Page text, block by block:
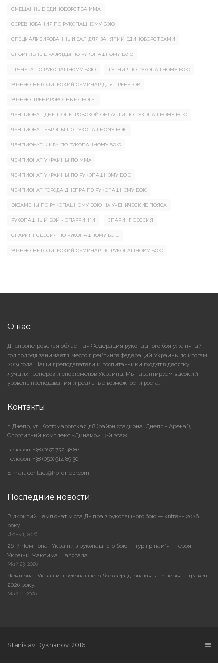
СМЕШАННЫЕ ЕДИНОБОРСТВА ММА
СОРЕВНОВАНИЯ ПО РУКОПАШНОМУ БОЮ
СПЕЦИАЛИЗИРОВАННЫЙ ЗАЛ ДЛЯ ЗАНЯТИЙ ЕДИНОБОРСТВАМИ
СПОРТИВНЫЕ РАЗРЯДЫ ПО РУКОПАШНОМУ БОЮ
ТРЕНЕРА ПО РУКОПАШНОМУ БОЮ ТУРНИР ПО РУКОПАШНОМУ БОЮ
УЧЕБНО-МЕТОДИЧЕСКИЙ СЕМИНАР ДЛЯ ТРЕНЕРОВ
УЧЕБНО-ТРЕНИРОВОЧНЫЕ СБОРЫ
ЧЕМПИОНАТ ДНЕПРОПЕТРОВСКОЙ ОБЛАСТИ ПО РУКОПАШНОМУ БОЮ
ЧЕМПИОНАТ ЕВРОПЫ ПО РУКОПАШНОМУ БОЮ
ЧЕМПИОНАТ МИРА ПО РУКОПАШНОМУ БОЮ
ЧЕМПИОНАТ УКРАИНЫ ПО ММА
ЧЕМПИОНАТ УКРАИНЫ ПО РУКОПАШНОМУ БОЮ
ЧЕМПИОНАТ ГОРОДА ДНЕПРА ПО РУКОПАШНОМУ БОЮ
ЭКЗАМЕНЫ ПО РУКОПАШНОМУ БОЮ НА УЧЕНИЧЕСКИЕ ПОЯСА
РУКОПАШНЫЙ БОЙ - СПАРРИНГИ СПАРИНГ СЕССИЯ
СПАРИНГ СЕССИЯ ПО РУКОПАШНОМУ БОЮ
УЧЕБНО-МЕТОДИЧЕСКИЙ СЕМИНАР ПО РУКОПАШНОМУ БОЮ
О нас:
Днепропетровская областная Федерация рукопашного боя уже пятый
год подряд занимает 1 место в рейтинге федераций Украины по итогам
2019 года. Наши преподаватели и воспитанники входят в десятку
лучших тренеров и спортсменов Украины. Мы гарантируем высокий
уровень преподавания и реальные возможности роста.
Контакты:
г. Днепр, ул. Костомаровская д.8 (район стадиона "Днепр - Арена"),
Cпортивный комплекс «Динамо», 3-й этаж
Телефон: +38 (067) 732 48 86
Телефон: +38 (050) 514 89 30
E-mail: contact@frb-dnepr.com
Последние новости:
Відкритий чемпіонат міста Дніпра з рукопашного бою — квітень 2026
року.
Июнь 1, 2026
26-й Чемпіонат України з рукопашного бою — турнір пам’яті Героя
України Максима Шаповала.
Май 23, 2026
Чемпіонат України з рукопашного бою серед юнаків та юніорів — травень
2026 року.
Май 11, 2026
Stanislav Dykhanov. 2016